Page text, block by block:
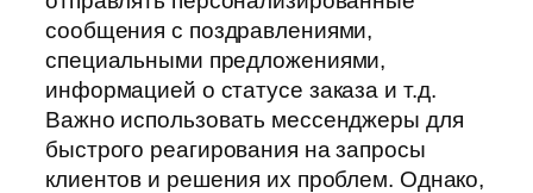
сообщения с поздравлениями,
специальными предложениями,
информацией о статусе заказа и т.д.
Важно использовать мессенджеры для
быстрого реагирования на запросы
клиентов и решения их проблем. Однако,